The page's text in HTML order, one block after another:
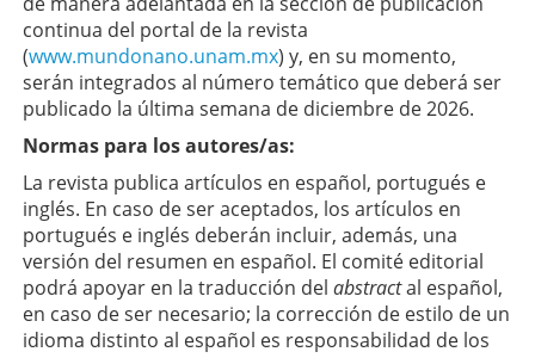
continua del portal de la revista
(www.mundonano.unam.mx) y, en su momento,
serán integrados al número temático que deberá ser
publicado la última semana de diciembre de 2026.
Normas para los autores/as:
La revista publica artículos en español, portugués e
inglés. En caso de ser aceptados, los artículos en
portugués e inglés deberán incluir, además, una
versión del resumen en español. El comité editorial
podrá apoyar en la traducción delabstractal español,
en caso de ser necesario; la corrección de estilo de un
idioma distinto al español es responsabilidad de los